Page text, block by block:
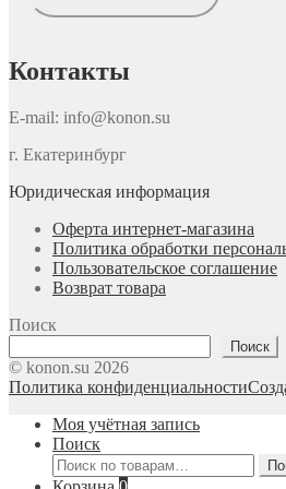
Контакты
E-mail: info@konon.su
г. Екатеринбург
Юридическая информация
Оферта интернет-магазина
Политика обработки
Пользовательское соглашение
Возврат товара
Поиск
Поиск
© konon.su 2026
Политика конфиденциальности
Моя учётная запись
Поиск
Искать: